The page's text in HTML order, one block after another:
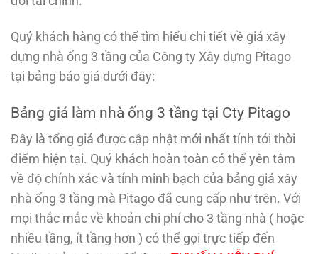
Quý khách hàng có thể tìm hiểu chi tiết về giá xây
dựng nhà ống 3 tầng của Công ty Xây dựng Pitago
tại bảng báo giá dưới đây:
Bảng giá làm nhà ống 3 tầng tại Cty Pitago
Đây là tổng giá được cập nhật mới nhất tính tới thời
điểm hiện tại. Quý khách hoàn toàn có thể yên tâm
về độ chính xác và tính minh bạch của bảng giá xây
nhà ống 3 tầng mà Pitago đã cung cấp như trên. Với
mọi thắc mắc về khoản chi phí cho 3 tầng nhà ( hoặc
nhiều tầng, ít tầng hơn ) có thể gọi trực tiếp đến